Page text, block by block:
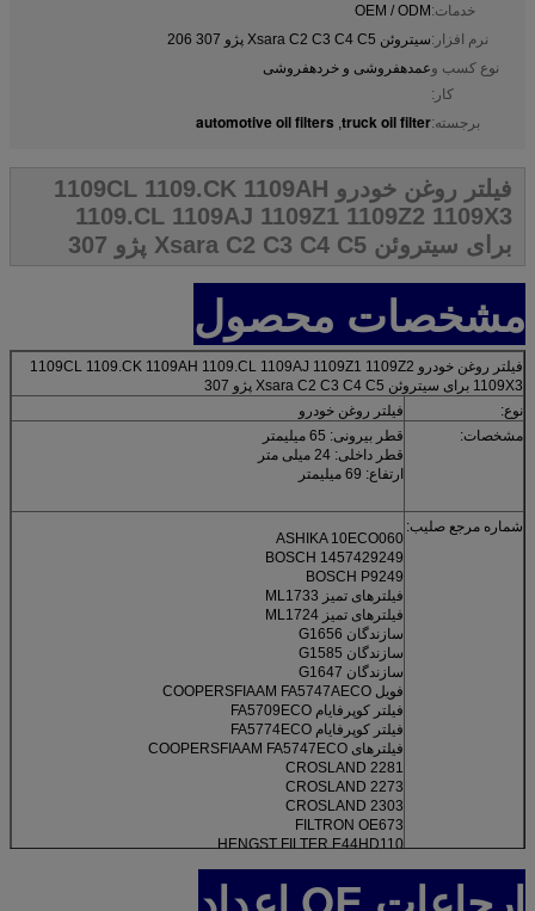
خدمات:OEM / ODM
نرم افزار:سیتروئن Xsara C2 C3 C4 C5 پژو 307 206
نوع کسب و
کار:
عمدهفروشی و خردهفروشی
برجسته:truck oil filter
,
automotive oil filters
فیلتر روغن خودرو 1109CL 1109.CK 1109AH
1109.CL 1109AJ 1109Z1 1109Z2 1109X3
برای سیتروئن Xsara C2 C3 C4 C5 پژو 307
مشخصات محصول
فیلتر روغن خودرو 1109CL 1109.CK 1109AH 1109.CL 1109AJ 1109Z1 1109Z2
1109X3 برای سیتروئن Xsara C2 C3 C4 C5 پژو 307
نوع:
فیلتر روغن خودرو
مشخصات:
قطر بیرونی: 65 میلیمتر
قطر داخلی: 24 میلی متر
ارتفاع: 69 میلیمتر
شماره مرجع صلیب:
ASHIKA 10ECO060
BOSCH 1457429249
BOSCH P9249
فیلترهای تمیز ML1733
فیلترهای تمیز ML1724
سازندگان G1656
سازندگان G1585
سازندگان G1647
فویل COOPERSFIAAM FA5747AECO
فیلتر کوپرفایام FA5709ECO
فیلتر کوپرفایام FA5774ECO
فیلترهای COOPERSFIAAM FA5747ECO
CROSLAND 2281
CROSLAND 2273
CROSLAND 2303
FILTRON OE673
HENGST FILTER E44HD110
فیلتر MAX OX339 / 2DECO